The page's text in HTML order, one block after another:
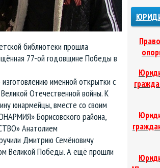
библиотеки прошла
77-ой годовщине Победы в
именной открытки с
Отечественной войны. К
юнармейцы, вместе со своим
Борисовского района,
Анатолием
Дмитрию Семёновичу
Великой Победы. А ещё прошли